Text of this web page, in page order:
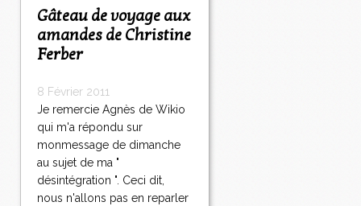
Gâteau de voyage aux
amandes de Christine
Ferber
8 Février 2011
Je remercie Agnès de Wikio
qui m'a répondu sur
monmessage de dimanche
au sujet de ma "
désintégration ". Ceci dit,
nous n'allons pas en reparler